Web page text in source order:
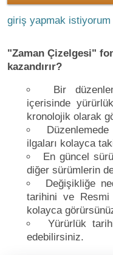
giriş yapmak istiyorum
"Zaman Çizelgesi"
kazandırır?
Bir
içerisinde
kronolojik olarak
ilgaları kolayca
En güncel
diğer sürümlerin
Değişikliğe
tarihini ve
kolayca
Yürürlük
edebilirsiniz.